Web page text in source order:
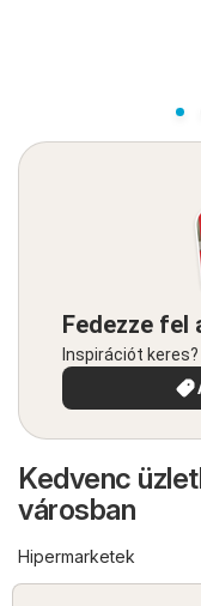
Fedezze fel
Inspirációt
Kedvenc
városban
Hipermarketek